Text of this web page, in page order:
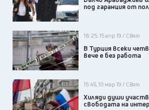
под гаранция от
18:25, 15 апр 19 / Свят
В Турция всеки
вече е без работа
15:45, 10 мар 19 / Свят
Хиляди души
свободата на